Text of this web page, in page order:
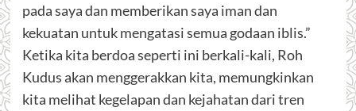
pada saya dan memberikan saya iman dan
kekuatan untuk mengatasi semua godaan iblis.”
Ketika kita berdoa seperti ini berkali-kali, Roh
Kudus akan menggerakkan kita, memungkinkan
kita melihat kegelapan dan kejahatan dari tren